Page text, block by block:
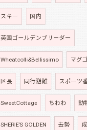
スキー 国内
英国ゴールデンブリーダー
Wheatcolli&Bellissimo マグ
区長 同行避難 スポーツ
SweetCottage ちわわ 動
SHERIE’S GOLDEN 去勢